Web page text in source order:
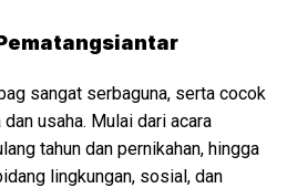
sangat serbaguna, serta cocok
usaha. Mulai dari acara
tahun dan pernikahan, hingga
lingkungan, sosial, dan